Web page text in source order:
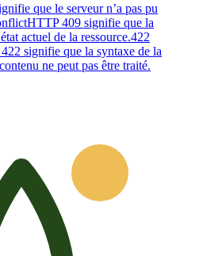
que le serveur n’a pas pu
HTTP 409 signifie que la
actuel de la ressource.422
signifie que la syntaxe de la
ne peut pas être traité.